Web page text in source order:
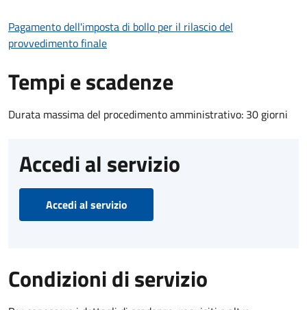
Pagamento dell'imposta di bollo per il rilascio del
provvedimento finale
Tempi e scadenze
Durata massima del procedimento amministrativo: 30 giorni
Accedi al servizio
Accedi al servizio
Condizioni di servizio